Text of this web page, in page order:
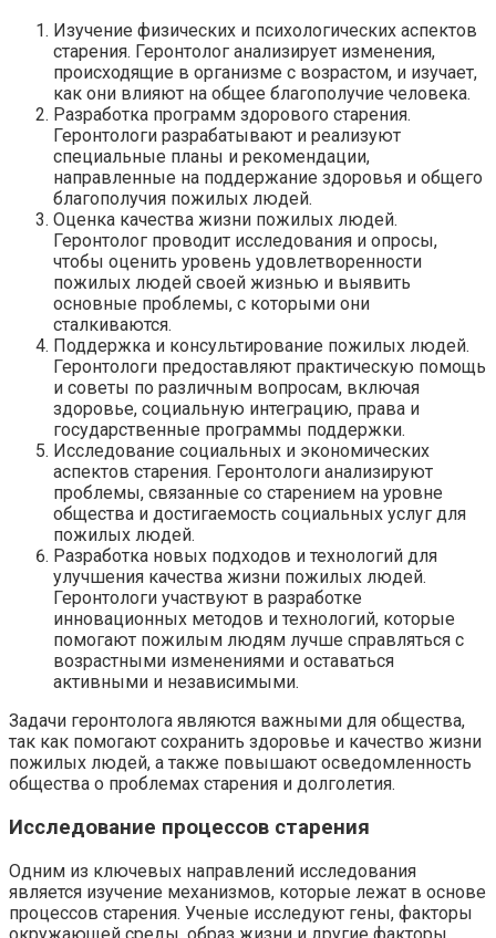
Изучение физических и психологических аспектов
старения. Геронтолог анализирует изменения,
происходящие в организме с возрастом, и изучает,
как они влияют на общее благополучие человека.
Разработка программ здорового старения.
Геронтологи разрабатывают и реализуют
специальные планы и рекомендации,
направленные на поддержание здоровья и общего
благополучия пожилых людей.
Оценка качества жизни пожилых людей.
Геронтолог проводит исследования и опросы,
чтобы оценить уровень удовлетворенности
пожилых людей своей жизнью и выявить
основные проблемы, с которыми они
сталкиваются.
Поддержка и консультирование пожилых людей.
Геронтологи предоставляют практическую помощь
и советы по различным вопросам, включая
здоровье, социальную интеграцию, права и
государственные программы поддержки.
Исследование социальных и экономических
аспектов старения. Геронтологи анализируют
проблемы, связанные со старением на уровне
общества и достигаемость социальных услуг для
пожилых людей.
Разработка новых подходов и технологий для
улучшения качества жизни пожилых людей.
Геронтологи участвуют в разработке
инновационных методов и технологий, которые
помогают пожилым людям лучше справляться с
возрастными изменениями и оставаться
активными и независимыми.
Задачи геронтолога являются важными для общества,
так как помогают сохранить здоровье и качество жизни
пожилых людей, а также повышают осведомленность
общества о проблемах старения и долголетия.
Исследование процессов старения
Одним из ключевых направлений исследования
является изучение механизмов, которые лежат в основе
процессов старения. Ученые исследуют гены, факторы